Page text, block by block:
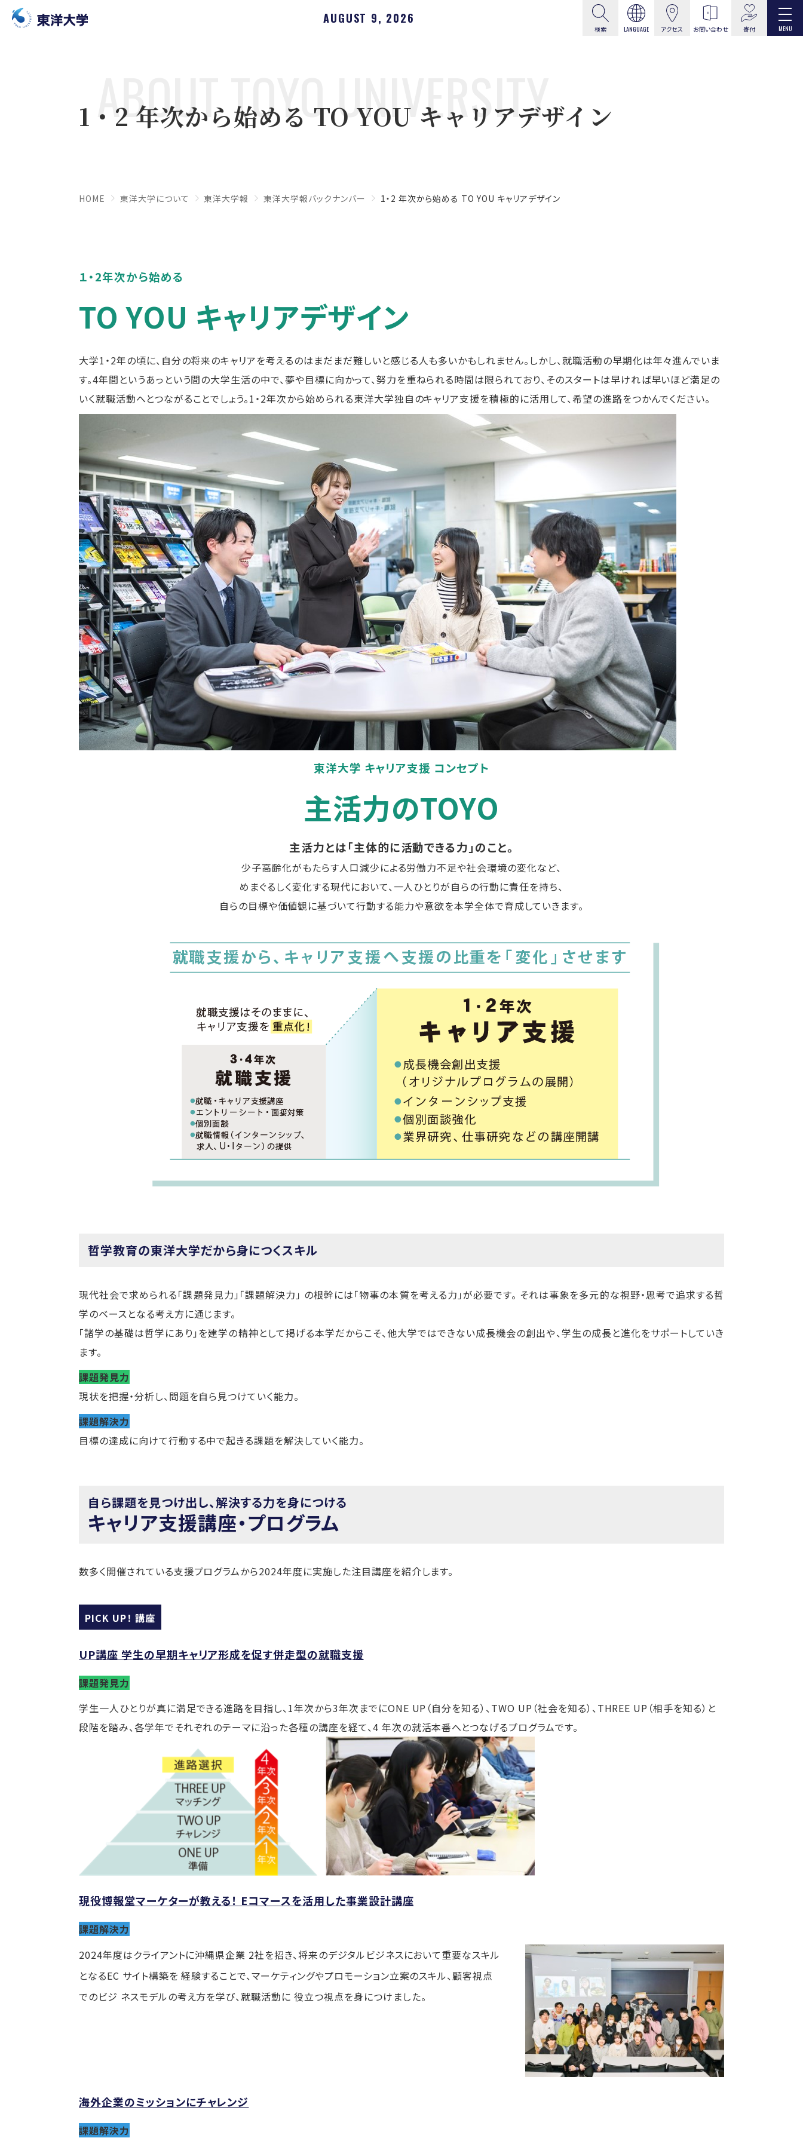
AUGUST 9, 2026
検索 LANGUAGE アクセス お問い合わせ 寄付 MENU
ABOUT TOYO UNIVERSITY
1・2 年次から始める TO YOU キャリアデザイン
HOME 東洋大学について 東洋大学報 東洋大学報バックナンバー 1・2 年次から始める TO YOU キャリアデザイン
１・2年次から始める
TO YOU キャリアデザイン
大学1・2年の頃に、自分の将来のキャリアを考えるのはまだまだ難しいと感じる人も多いかもしれません。しかし、就職活動の早期化は年々進んでいま
す。4年間というあっという間の大学生活の中で、夢や目標に向かって、努力を重ねられる時間は限られており、そのスタートは早ければ早いほど満足の
いく就職活動へとつながることでしょう。1・2年次から始められる東洋大学独自のキャリア支援を積極的に活用して、希望の進路をつかんでください。
東洋大学 キャリア支援 コンセプト
主活力のTOYO
主活力とは「主体的に活動できる力」のこと。
少子高齢化がもたらす人口減少による労働力不足や社会環境の変化など、
めまぐるしく変化する現代において、一人ひとりが自らの行動に責任を持ち、
自らの目標や価値観に基づいて行動する能力や意欲を本学全体で育成していきます。
哲学教育の東洋大学だから身につくスキル
現代社会で求められる「課題発見力」「課題解決力」 の根幹には「物事の本質を考える力」が必要です。 それは事象を多元的な視野・思考で追求する哲
学のベースとなる考え方に通じます。
「諸学の基礎は哲学にあり」を建学の精神として掲げる本学だからこそ、他大学ではできない成長機会の創出や、学生の成長と進化をサポートしていき
ます。
課題発見力
現状を把握・分析し、問題を自ら見つけていく能力。
課題解決力
目標の達成に向けて行動する中で起きる課題を解決していく能力。
自ら課題を見つけ出し、解決する力を身につける
キャリア支援講座・プログラム
数多く開催されている支援プログラムから2024年度に実施した注目講座を紹介します。
PICK UP！ 講座
UP講座 学生の早期キャリア形成を促す併走型の就職支援
課題発見力
学生一人ひとりが真に満足できる進路を目指し、1年次から3年次までにONE UP（自分を知る）、TWO UP（社会を知る）、THREE UP（相手を知る）と
段階を踏み、各学年でそれぞれのテーマに沿った各種の講座を経て、4 年次の就活本番へとつなげるプログラムです。
現役博報堂マーケターが教える！ Eコマースを活用した事業設計講座
課題解決力
2024年度はクライアントに沖縄県企業 2社を招き、将来のデジタルビジネスにおいて重要なスキル
となるEC サイト構築を 経験することで、マーケティングやプロモーション立案のスキル、顧客視点
でのビジ ネスモデルの考え方を学び、就職活動に 役立つ視点を身につけました。
海外企業のミッションにチャレンジ
課題解決力